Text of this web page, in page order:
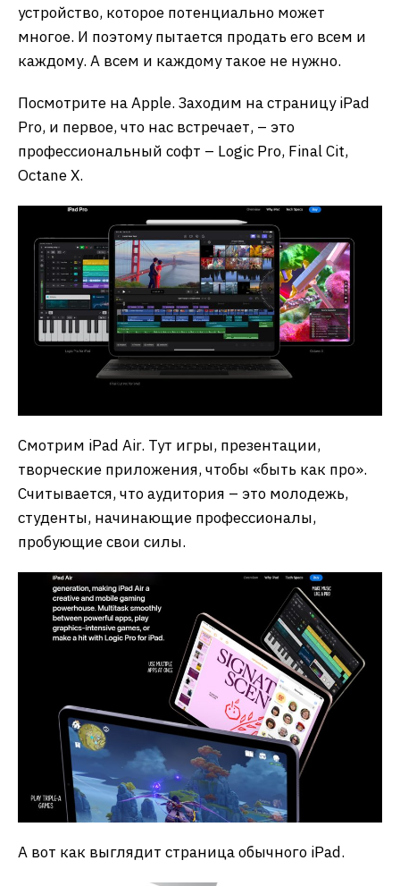
устройство, которое потенциально может
многое. И поэтому пытается продать его всем и
каждому. А всем и каждому такое не нужно.
Посмотрите на Apple. Заходим на страницу iPad
Pro, и первое, что нас встречает, – это
профессиональный софт – Logic Pro, Final Cit,
Octane X.
Смотрим iPad Air. Тут игры, презентации,
творческие приложения, чтобы «быть как про».
Считывается, что аудитория – это молодежь,
студенты, начинающие профессионалы,
пробующие свои силы.
А вот как выглядит страница обычного iPad.